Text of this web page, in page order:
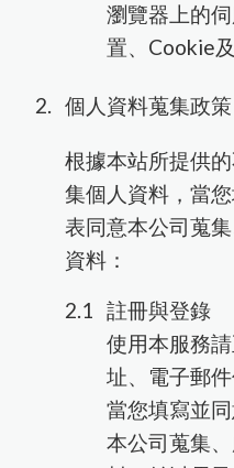
Capricorn Scientific蛋白萃取與定量細胞分選與檢測
Agilent RTCA (xCelligence)
瀏覽器上的
置、Cookie
個人資料蒐集政策
根據本站所提供
集個人資料，當
表同意本公司蒐
資料：
註冊與登錄
使用本服務
址、電子郵
當您填寫並
本公司蒐集